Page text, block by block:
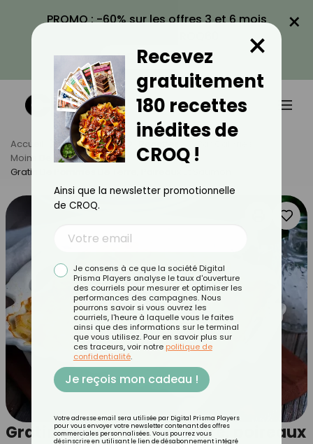
PROMO : -60% sur les offres 3 et 6 mois
VOIR LA PROMO
×
Accueil Nos Recettes
Par Calories
Moins De 600 Calories
Gratin De Pommes De Terre, Poireaux Et Saumon
Gratin de pommes de terre, poireaux
Recevez
gratuitement
180 recettes
inédites de
CROQ !
×
Ainsi que la newsletter promotionnelle
de CROQ.
Je consens à ce que la société Digital
Prisma Players analyse le taux d'ouverture
des courriels pour mesurer et optimiser les
performances des campagnes. Nous
pourrons savoir si vous ouvrez les
courriels, l'heure à laquelle vous le faites
ainsi que des informations sur le terminal
que vous utilisez. Pour en savoir plus sur
ces traceurs, voir notre politique de
confidentialité.
Je reçois mon cadeau !
Votre adresse email sera utilisée par Digital Prisma Players
pour vous envoyer votre newsletter contenant des offres
commerciales personnalisées. Vous pourrez vous
désinscrire en utilisant le lien de désabonnement intégré